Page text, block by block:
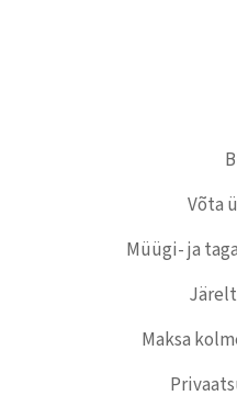
Võta
Müügi- ja
Maksa